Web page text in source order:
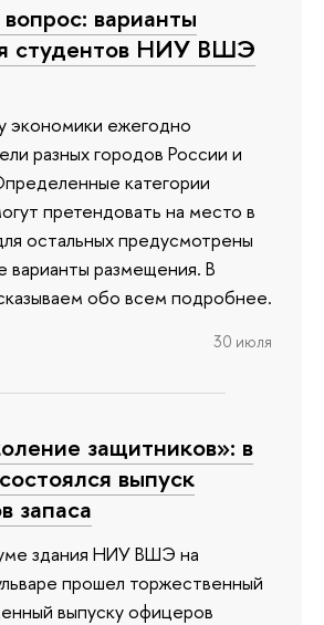
варианты
студентов НИУ ВШЭ
экономики ежегодно
разных городов России и
категории
претендовать на место в
остальных предусмотрены
варианты размещения. В
обо всем подробнее.
30 июля
защитников»: в
выпуск
запаса
здания НИУ ВШЭ на
прошел торжественный
выпуску офицеров